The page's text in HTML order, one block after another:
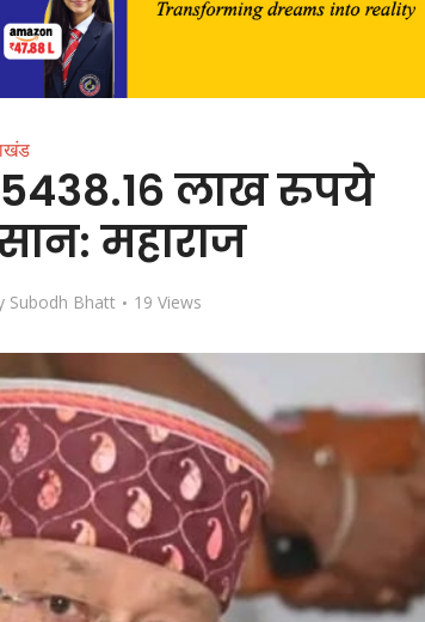
लाख रुपये
महाराज
Subodh Bhatt 19 Views